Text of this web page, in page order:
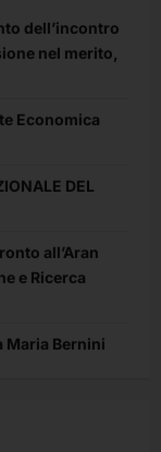
dell’incontro
nel merito,
Economica
DEL
all’Aran
e Ricerca
Maria Bernini